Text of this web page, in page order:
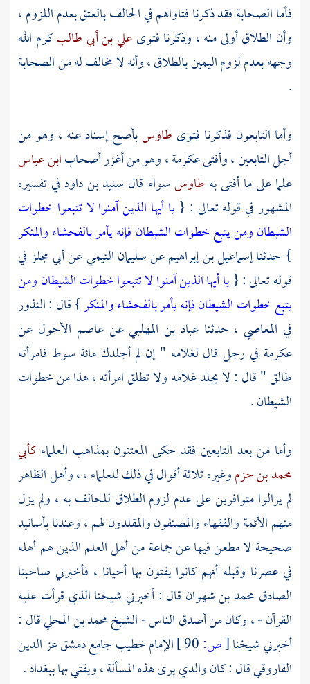
فأما الصحابة فقد ذكرنا فتاواهم في الحالف بالعتق بعدم اللزوم ،
وأن الطلاق أولى منه ، وذكرنا فتوىعلي بن أبي طالبكرم الله
وجهه بعدم لزوم اليمين بالطلاق ، وأنه لا مخالف له من الصحابة
.
وأما التابعون فذكرنا فتوى طاوسبأصح إسناد عنه ، وهو من
أجل التابعين ، وأفتىعكرمة، وهو من أغزر أصحابابن عباس
علما على ما أفتى به طاوسسواء قال سنيد بن داودفي تفسيره
المشهور في قوله تعالى : {يا أيها الذين آمنوا لا تتبعوا خطوات
الشيطان ومن يتبع خطوات الشيطان فإنه يأمر بالفحشاء والمنكر
} حدثناإسماعيل بن إبراهيمعنسليمان التيميعنأبي مجلزفي
قوله تعالى : {يا أيها الذين آمنوا لا تتبعوا خطوات الشيطان ومن
يتبع خطوات الشيطان فإنه يأمر بالفحشاء والمنكر} قال : النذور
في المعاصي ، حدثناعباد بن المهلبيعنعاصم الأحول عن
عكرمة في رجل قال لغلامه " إن لم أجلدك مائة سوط فامرأته
طالق " قال : لا يجلد غلامه ولا تطلق امرأته ، هذا من خطوات
الشيطان .
وأما من بعد التابعين فقد حكى المعتنون بمذاهب العلماء كأبي
محمد بن حزموغيره ثلاثة أقوال في ذلك للعلماء ،، وأهل الظاهر
لم يزالوا متوافرين على عدم لزوم الطلاق للحالف به ، ولم يزل
منهم الأئمة والفقهاء والمصنفون والمقلدون لهم ، وعندنا بأسانيد
صحيحة لا مطعن فيها عن جماعة من أهل العلم الذين هم أهله
في عصرنا وقبله أنهم كانوا يفتون بها أحيانا ، فأخبرني صاحبنا
الصادق محمد بن شهوان قال : أخبرني شيخنا الذي قرأت عليه
القرآن - ، وكان من أصدق الناس - الشيخمحمد بن المحليقال :
أخبرني شيخنا[ص: الإمام خطيبجامع دمشقعز الدين
الفاروقيقال : كان والدي يرى هذه المسألة ، ويفتي بهاببغداد.